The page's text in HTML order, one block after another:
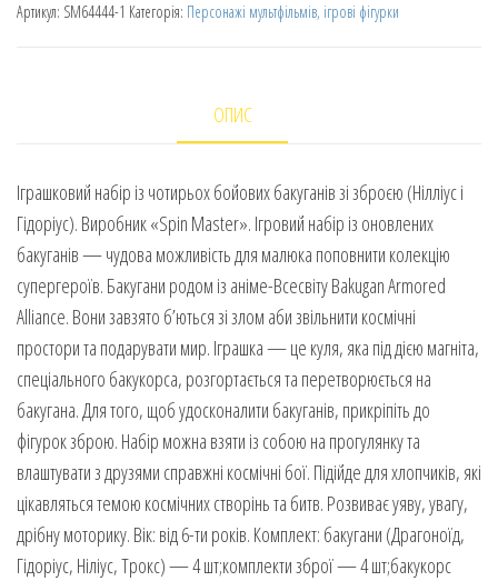
Артикул: SM64444-1 Категорія: Персонажі мультфільмів, ігрові фігурки
ОПИС
Іграшковий набір із чотирьох бойових бакуганів зі зброєю (Нілліус і
Гідоріус). Виробник «Spin Master». Ігровий набір із оновлених
бакуганів — чудова можливість для малюка поповнити колекцію
супергероїв. Бакугани родом із аніме-Всесвіту Bakugan Armored
Alliance. Вони завзято б’ються зі злом аби звільнити космічні
простори та подарувати мир. Іграшка — це куля, яка під дією магніта,
спеціального бакукорса, розгортається та перетворюється на
бакугана. Для того, щоб удосконалити бакуганів, прикріпіть до
фігурок зброю. Набір можна взяти із собою на прогулянку та
влаштувати з друзями справжні космічні бої. Підійде для хлопчиків, які
цікавляться темою космічних створінь та битв. Розвиває уяву, увагу,
дрібну моторику. Вік: від 6-ти років. Комплект: бакугани (Драгоноїд,
Гідоріус, Ніліус, Трокс) — 4 шт;комплекти зброї — 4 шт;бакукорс